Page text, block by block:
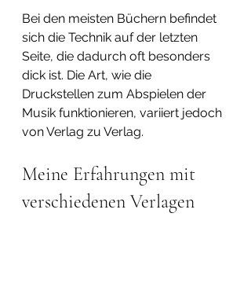
Bei den meisten Büchern befindet
sich die Technik auf der letzten
Seite, die dadurch oft besonders
dick ist. Die Art, wie die
Druckstellen zum Abspielen der
Musik funktionieren, variiert jedoch
von Verlag zu Verlag.
Meine Erfahrungen mit
verschiedenen Verlagen